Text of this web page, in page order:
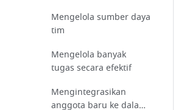
Mengelola sumber daya
tim
Mengelola banyak
tugas secara efektif
Mengintegrasikan
anggota baru ke dalam